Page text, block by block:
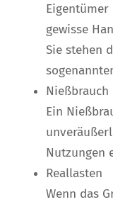
Eigentümer
gewisse
Sie stehen
Nießbrauch
Ein
Nutzungen
Reallasten
Wenn das